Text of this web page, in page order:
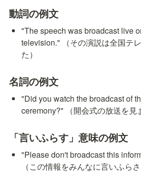
動詞の例文
"The speech was broadcast live
television." （その演説は全国テ
た）
名詞の例文
"Did you watch the broadcast of
ceremony?" （開会式の放送を見
「言いふらす」意味の例文
"Please don't broadcast this
（この情報をみんなに言いふら